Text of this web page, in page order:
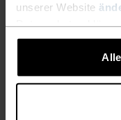
unserer Website
AKTIVITÄTSNIVEAU
NIEDRIG